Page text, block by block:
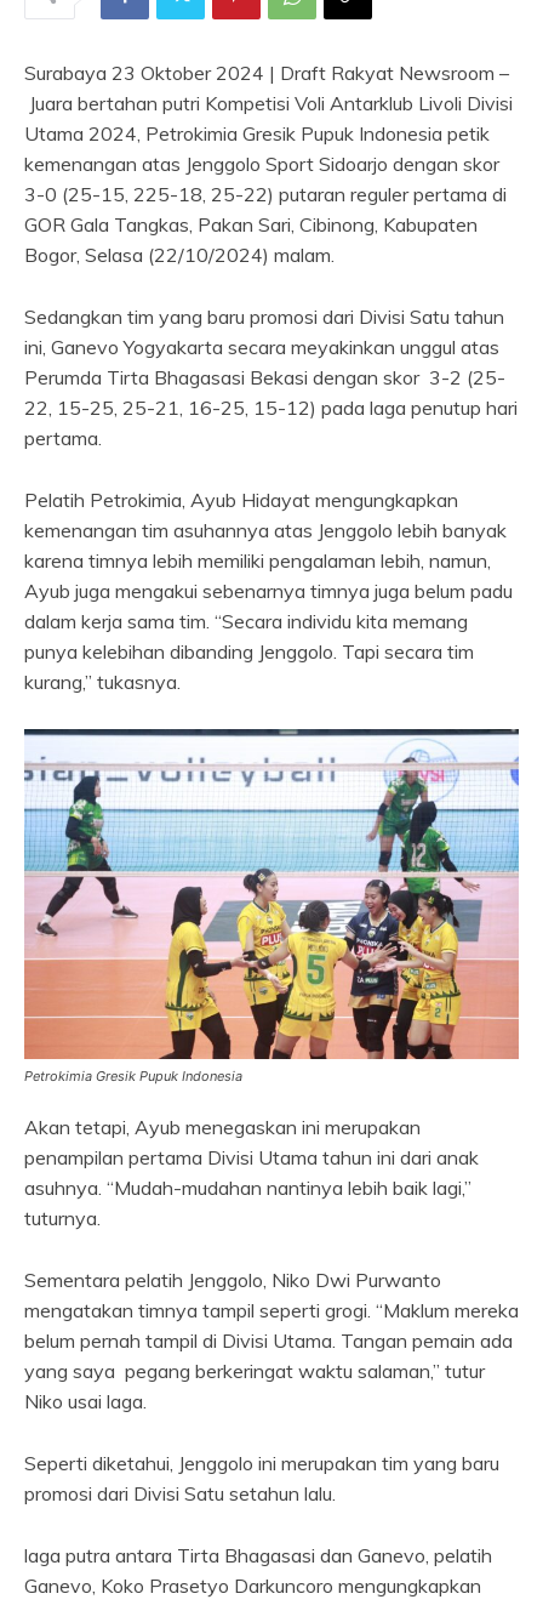
Surabaya 23 Oktober 2024 | Draft Rakyat Newsroom –
Juara bertahan putri Kompetisi Voli Antarklub Livoli Divisi
Utama 2024, Petrokimia Gresik Pupuk Indonesia petik
kemenangan atas Jenggolo Sport Sidoarjo dengan skor
3-0 (25-15, 225-18, 25-22) putaran reguler pertama di
GOR Gala Tangkas, Pakan Sari, Cibinong, Kabupaten
Bogor, Selasa (22/10/2024) malam.
Sedangkan tim yang baru promosi dari Divisi Satu tahun
ini, Ganevo Yogyakarta secara meyakinkan unggul atas
Perumda Tirta Bhagasasi Bekasi dengan skor 3-2 (25-
22, 15-25, 25-21, 16-25, 15-12) pada laga penutup hari
pertama.
Pelatih Petrokimia, Ayub Hidayat mengungkapkan
kemenangan tim asuhannya atas Jenggolo lebih banyak
karena timnya lebih memiliki pengalaman lebih, namun,
Ayub juga mengakui sebenarnya timnya juga belum padu
dalam kerja sama tim. “Secara individu kita memang
punya kelebihan dibanding Jenggolo. Tapi secara tim
kurang,” tukasnya.
Petrokimia Gresik Pupuk Indonesia
Akan tetapi, Ayub menegaskan ini merupakan
penampilan pertama Divisi Utama tahun ini dari anak
asuhnya. “Mudah-mudahan nantinya lebih baik lagi,”
tuturnya.
Sementara pelatih Jenggolo, Niko Dwi Purwanto
mengatakan timnya tampil seperti grogi. “Maklum mereka
belum pernah tampil di Divisi Utama. Tangan pemain ada
yang saya pegang berkeringat waktu salaman,” tutur
Niko usai laga.
Seperti diketahui, Jenggolo ini merupakan tim yang baru
promosi dari Divisi Satu setahun lalu.
laga putra antara Tirta Bhagasasi dan Ganevo, pelatih
Ganevo, Koko Prasetyo Darkuncoro mengungkapkan